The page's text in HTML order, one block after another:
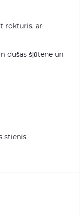
rokturis, ar
dušas šļūtene un
stienis